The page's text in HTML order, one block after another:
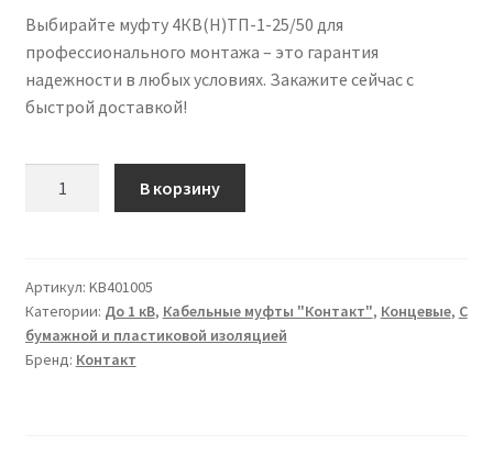
Выбирайте муфту 4КВ(Н)ТП-1-25/50 для
профессионального монтажа – это гарантия
надежности в любых условиях. Закажите сейчас с
быстрой доставкой!
муфта
4КВ(Н)ТП-1-
25/50
Контакт
В корзину
Артикул: KB401005
Категории: До 1 кВ, Кабельные муфты "Контакт", Концевые, С
бумажной и пластиковой изоляцией
Бренд: Контакт